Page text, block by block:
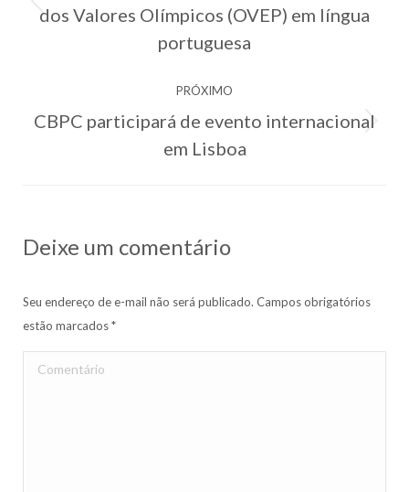
post:
Post
anterior:
dos Valores Olímpicos (OVEP) em língua
portuguesa
PRÓXIMO
Próximo
post:
CBPC participará de evento internacional
em Lisboa
Deixe um comentário
Seu endereço de e-mail não será publicado. Campos obrigatórios
estão marcados*
Comentário